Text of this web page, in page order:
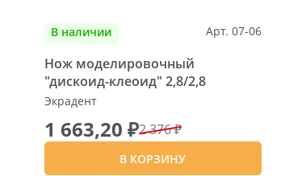
В наличии Арт. 07-06
Нож моделировочный
"дискоид-клеоид" 2,8/2,8
Экрадент
1 663,20 ₽2 376 ₽
В КОРЗИНУ